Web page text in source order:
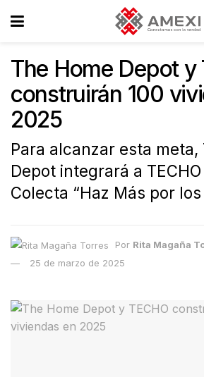
The Home Depot y
construirán 100
2025
Para alcanzar esta meta,
Depot integrará a
Colecta “Haz Más por los
Por Rita Magaña
25 de marzo de 2025